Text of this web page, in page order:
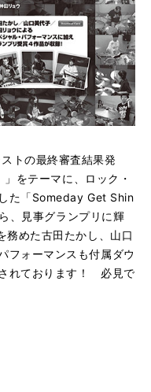
トの最終審査結果発
をテーマに、ロック・
た「Someday Get Shin
、見事グランプリに輝
めた古田たかし、山口
フォーマンスも付属ダウ
れております！ 必見で